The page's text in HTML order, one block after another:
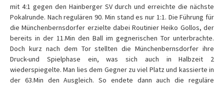
mit 4:1 gegen den Hainberger SV durch und erreichte die nächste
Pokalrunde. Nach regulären 90. Min stand es nur 1:1. Die Führung für
die Münchenbernsdorfer erzielte dabei Routinier Heiko Gollos, der
bereits in der 11.Min den Ball im gegnerischen Tor unterbrachte.
Doch kurz nach dem Tor stellten die Münchenbernsdorfer ihre
Druck-und Spielphase ein, was sich auch in Halbzeit 2
wiederspiegelte. Man lies dem Gegner zu viel Platz und kassierte in
der 63.Min den Ausgleich. So endete dann auch die reguläre